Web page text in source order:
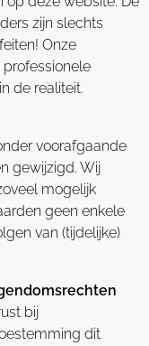
zijn slechts
Onze
de realiteit.
voorafgaande
gewijzigd. Wij
mogelijk
geen enkele
van (tijdelijke)
bij
dit